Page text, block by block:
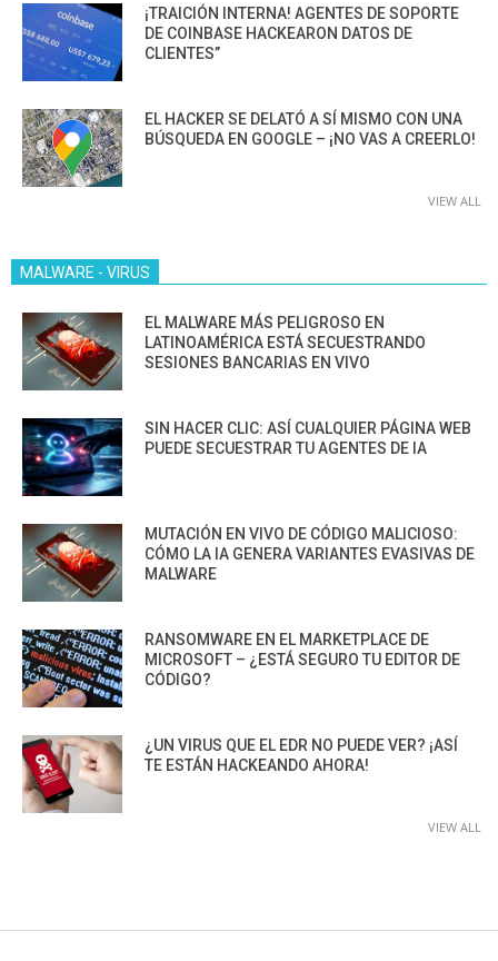
¡TRAICIÓN INTERNA! AGENTES DE SOPORTE
DE COINBASE HACKEARON DATOS DE
CLIENTES”
EL HACKER SE DELATÓ A SÍ MISMO CON UNA
BÚSQUEDA EN GOOGLE – ¡NO VAS A CREERLO!
VIEW ALL
MALWARE - VIRUS
EL MALWARE MÁS PELIGROSO EN
LATINOAMÉRICA ESTÁ SECUESTRANDO
SESIONES BANCARIAS EN VIVO
SIN HACER CLIC: ASÍ CUALQUIER PÁGINA WEB
PUEDE SECUESTRAR TU AGENTES DE IA
MUTACIÓN EN VIVO DE CÓDIGO MALICIOSO:
CÓMO LA IA GENERA VARIANTES EVASIVAS DE
MALWARE
RANSOMWARE EN EL MARKETPLACE DE
MICROSOFT – ¿ESTÁ SEGURO TU EDITOR DE
CÓDIGO?
¿UN VIRUS QUE EL EDR NO PUEDE VER? ¡ASÍ
TE ESTÁN HACKEANDO AHORA!
VIEW ALL